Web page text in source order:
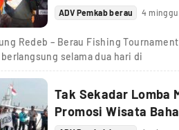
ADV Pemkab berau 4
Redeb – Berau Fishing
selama dua hari di
Tak Sekadar Lomba
Promosi Wisata